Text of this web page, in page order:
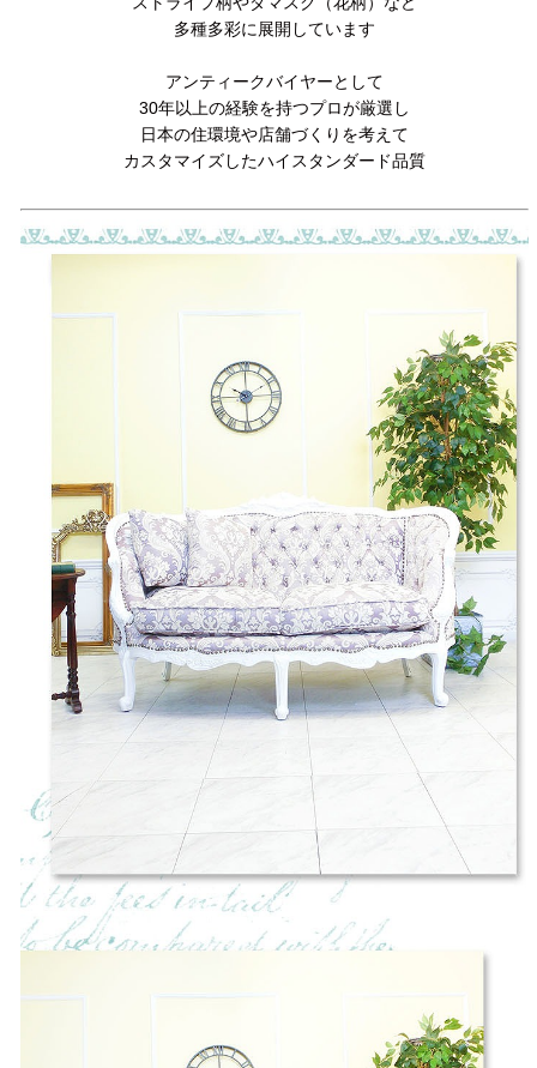
多種多彩に展開しています
アンティークバイヤーとして
30年以上の経験を持つプロが厳選し
日本の住環境や店舗づくりを考えて
カスタマイズしたハイスタンダード品質